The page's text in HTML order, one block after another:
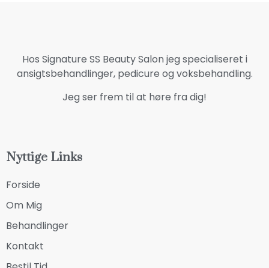
Hos Signature SS Beauty Salon jeg specialiseret i
ansigtsbehandlinger, pedicure og voksbehandling.
Jeg ser frem til at høre fra dig!
Nyttige Links
Forside
Om Mig
Behandlinger
Kontakt